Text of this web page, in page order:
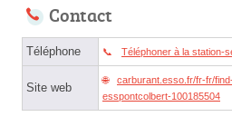
Contact
Téléphone Téléphoner à la station-
Site web
carburant.esso.fr/fr-fr/
esspontcolbert-100185504